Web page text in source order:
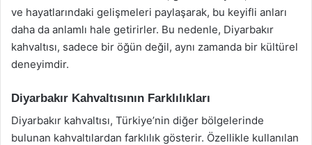
ve hayatlarındaki gelişmeleri paylaşarak, bu keyifli anları
daha da anlamlı hale getirirler. Bu nedenle, Diyarbakır
kahvaltısı, sadece bir öğün değil, aynı zamanda bir kültürel
deneyimdir.
Diyarbakır Kahvaltısının Farklılıkları
Diyarbakır kahvaltısı, Türkiye’nin diğer bölgelerinde
bulunan kahvaltılardan farklılık gösterir. Özellikle kullanılan